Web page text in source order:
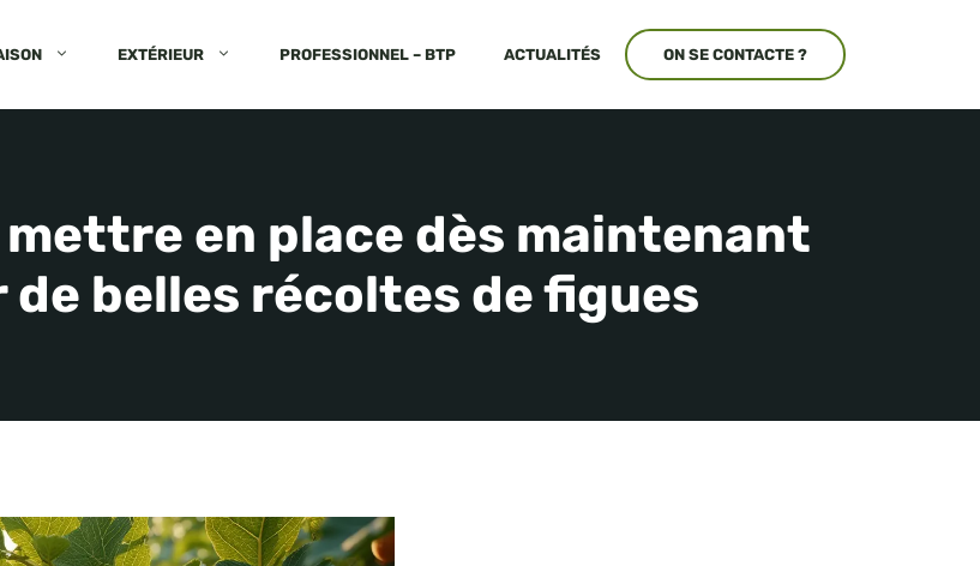
EXTÉRIEUR PROFESSIONNEL – BTP ACTUALITÉS ON SE CONTACTE ?
en place dès maintenant
de belles récoltes de figues